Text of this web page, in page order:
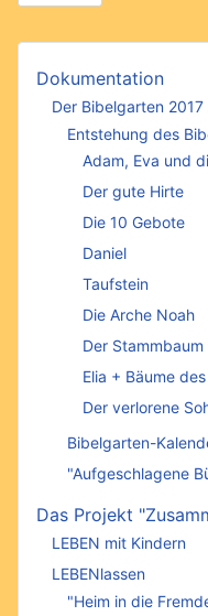
Dokumentation
Der Bibelgarten 2017
Entstehung des
Adam, Eva und
Der gute Hirte
Die 10 Gebote
Daniel
Taufstein
Die Arche Noah
Der Stammbaum
Elia + Bäume
Der verlorene
Bibelgarten-
"Aufgeschlagene
Das Projekt
LEBEN mit Kindern
LEBENlassen
"Heim in die